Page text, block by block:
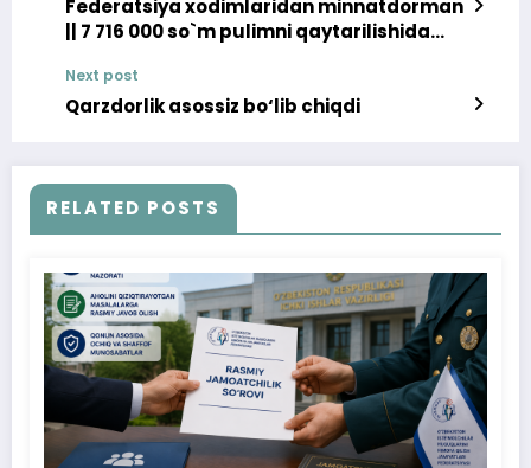
Federatsiya xodimlaridan minnatdorman
|| 7 716 000 so`m pulimni qaytarilishida
Next post
Qarzdorlik asossiz bo‘lib chiqdi
RELATED POSTS